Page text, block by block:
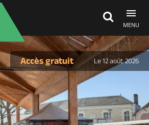
MENU
Accès gratuit Le 12 août 2026